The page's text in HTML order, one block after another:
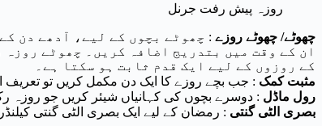
روزہ پیش رفت جرنل
چھوٹے/ چھوٹے روزے : چھوٹے بچوں کے لیے، آدھے دن
ان کے وقت میں بتدریج اضافہ کریں۔ چھوٹے
کے روزوں کے لیے ایک قدم ثابت ہو سکتا ہے۔
مثبت کمک : جب بچے روزے کا ایک دن مکمل کریں تو
رول ماڈل : دوسرے بچوں کی کہانیاں شیئر کریں جو روزہ
بصری الٹی گنتی : رمضان کے لیے ایک بصری الٹی گنتی